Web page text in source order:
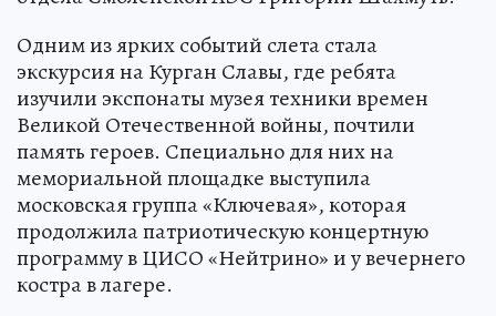
Одним из ярких событий слета стала
экскурсия на Курган Славы, где ребята
изучили экспонаты музея техники времен
Великой Отечественной войны, почтили
память героев. Специально для них на
мемориальной площадке выступила
московская группа «Ключевая», которая
продолжила патриотическую концертную
программу в ЦИСО «Нейтрино» и у вечернего
костра в лагере.